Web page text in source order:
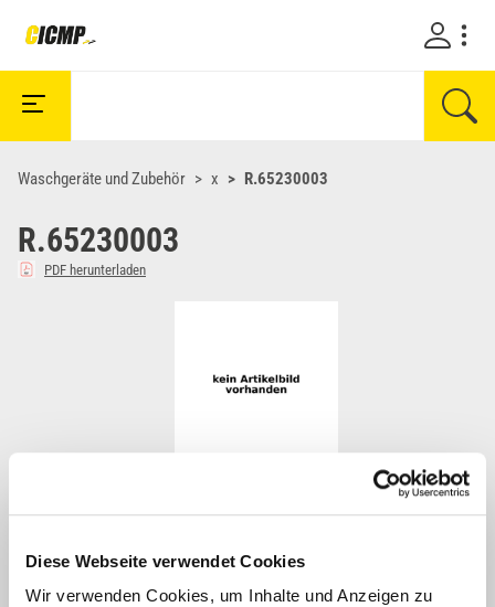
Diese Webseite verwendet Cookies
Wir verwenden Cookies, um Inhalte und Anzeigen zu
Waschgeräte und Zubehör x R.65230003
R.65230003
PDF herunterladen